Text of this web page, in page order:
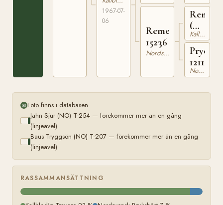
1967-07-
06
Remella
15236
Nordsvensk Brukshäst
21492
Remin
(NO)
T-
170
Kallblodig Travare
Pryella
12114
Nordsvensk Brukshäst
Foto finns i databasen
Jahn Sjur (NO) T-254 — förekommer mer än en gång
(linjeavel)
Baus Tryggsön (NO) T-207 — förekommer mer än en gång
(linjeavel)
RASSAMMANSÄTTNING